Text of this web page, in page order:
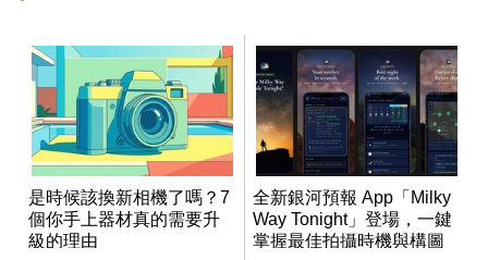
是時候該換新相機了嗎？7
個你手上器材真的需要升
級的理由
全新銀河預報 App「Milky
Way Tonight」登場，一鍵
掌握最佳拍攝時機與構圖